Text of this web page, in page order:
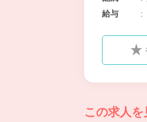
給与
:
この求人を